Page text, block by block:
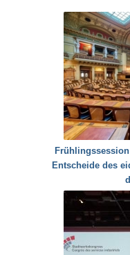
Entscheide des